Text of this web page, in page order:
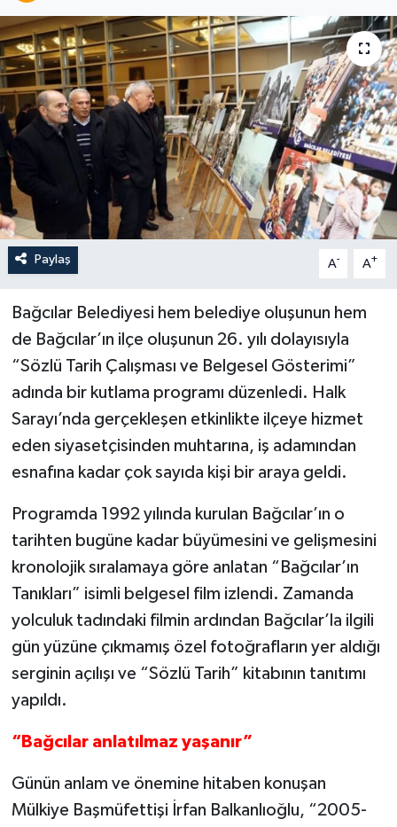
Paylaş A- A+
Bağcılar Belediyesi hem belediye oluşunun hem
de Bağcılar’ın ilçe oluşunun 26. yılı dolayısıyla
“Sözlü Tarih Çalışması ve Belgesel Gösterimi”
adında bir kutlama programı düzenledi. Halk
Sarayı’nda gerçekleşen etkinlikte ilçeye hizmet
eden siyasetçisinden muhtarına, iş adamından
esnafına kadar çok sayıda kişi bir araya geldi.
Programda 1992 yılında kurulan Bağcılar’ın o
tarihten bugüne kadar büyümesini ve gelişmesini
kronolojik sıralamaya göre anlatan “Bağcılar’ın
Tanıkları” isimli belgesel film izlendi. Zamanda
yolculuk tadındaki filmin ardından Bağcılar’la ilgili
gün yüzüne çıkmamış özel fotoğrafların yer aldığı
serginin açılışı ve “Sözlü Tarih” kitabının tanıtımı
yapıldı.
“Bağcılar anlatılmaz yaşanır”
Günün anlam ve önemine hitaben konuşan
Mülkiye Başmüfettişi İrfan Balkanlıoğlu, “2005-